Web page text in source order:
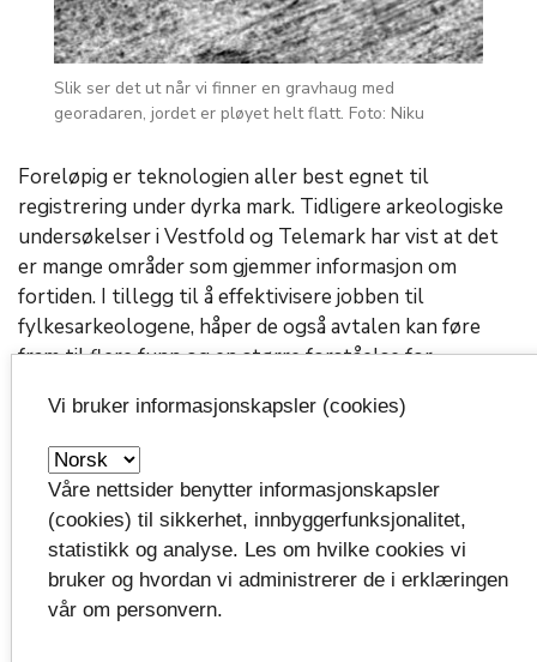
Slik ser det ut når vi finner en gravhaug med
georadaren, jordet er pløyet helt flatt. Foto: Niku
Foreløpig er teknologien aller best egnet til
registrering under dyrka mark. Tidligere arkeologiske
undersøkelser i Vestfold og Telemark har vist at det
er mange områder som gjemmer informasjon om
fortiden. I tillegg til å effektivisere jobben til
fylkesarkeologene, håper de også avtalen kan føre
fram til flere funn og en større forståelse for
-Vestfold og Telemark er utrolig spennende områder
arkeologisk og historisk, noe for eksempel alle
gravfunnene vitner om. Nå er vi veldig spente på hva
mer vi kan finne, sier Paasche.
Vi bruker informasjonskapsler (cookies)
Våre nettsider benytter informasjonskapsler
(cookies) til sikkerhet, innbyggerfunksjonalitet,
statistikk og analyse. Les om hvilke cookies vi
bruker og hvordan vi administrerer de i erklæringen
vår om personvern.